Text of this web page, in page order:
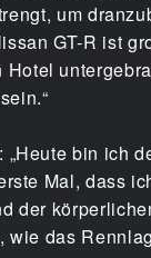
um
GT-R ist
bin ich
Mal, dass
der
das